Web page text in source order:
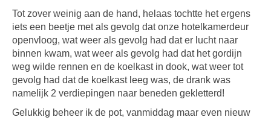
Tot zover weinig aan de hand, helaas tochtte het ergens
iets een beetje met als gevolg dat onze hotelkamerdeur
openvloog, wat weer als gevolg had dat er lucht naar
binnen kwam, wat weer als gevolg had dat het gordijn
weg wilde rennen en de koelkast in dook, wat weer tot
gevolg had dat de koelkast leeg was, de drank was
namelijk 2 verdiepingen naar beneden gekletterd!
Gelukkig beheer ik de pot, vanmiddag maar even nieuw